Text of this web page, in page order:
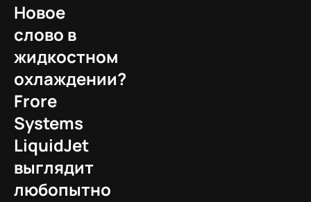
Новое
слово в
жидкостном
охлаждении?
Frore
Systems
LiquidJet
выглядит
любопытно